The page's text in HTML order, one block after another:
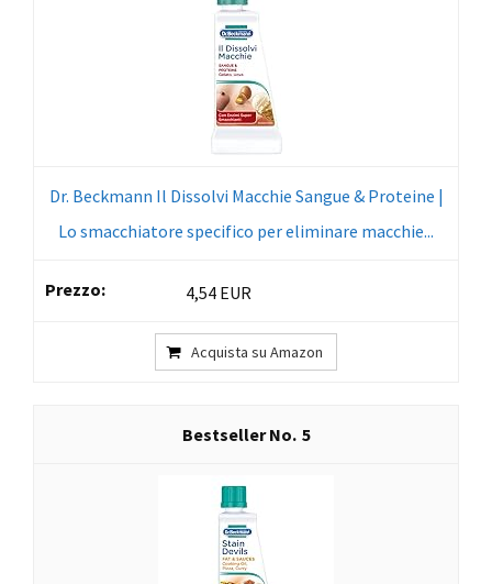
Dr. Beckmann Il Dissolvi Macchie Sangue & Proteine |
Lo smacchiatore specifico per eliminare macchie...
4,54 EUR
Acquista su Amazon
5